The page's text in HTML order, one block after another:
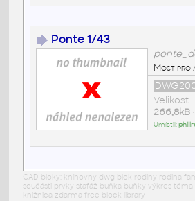
Ponte 1/43
Most pro
Velikost
266,8kB
Umístil:
CAD bloky: knihovny dwg blok rodiny rodina
součásti prvky stafáž buňka buňky výkres
knižnica zdarma free block library